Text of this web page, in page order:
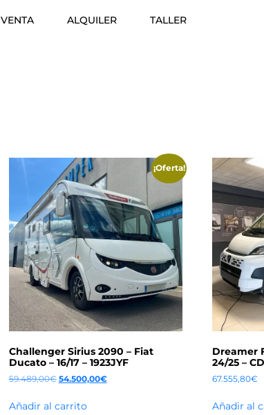
VENTA ALQUILER TALLER
¡Oferta!
Challenger Sirius 2090 – Fiat
Ducato – 16/17 – 1923JYF
59.489,00€ 54.500,00€
Añadir al carrito
Dreamer
24/25 –
67.555,80€
Añadir al